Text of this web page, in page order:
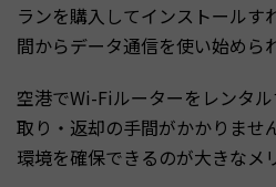
ランを購入してインストールす
間からデータ通信を使い始めら
空港でWi-Fiルーターをレンタ
取り・返却の手間がかかりませ
環境を確保できるのが大きなメ